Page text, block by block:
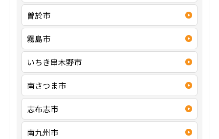
曽於市
霧島市
いちき串木野市
南さつま市
志布志市
南九州市